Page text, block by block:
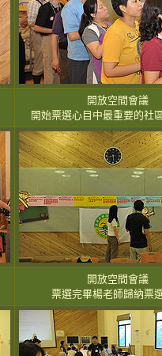
開放空間會議
開始票選心目中最重要的社
開放空間會議
票選完畢楊老師歸納票